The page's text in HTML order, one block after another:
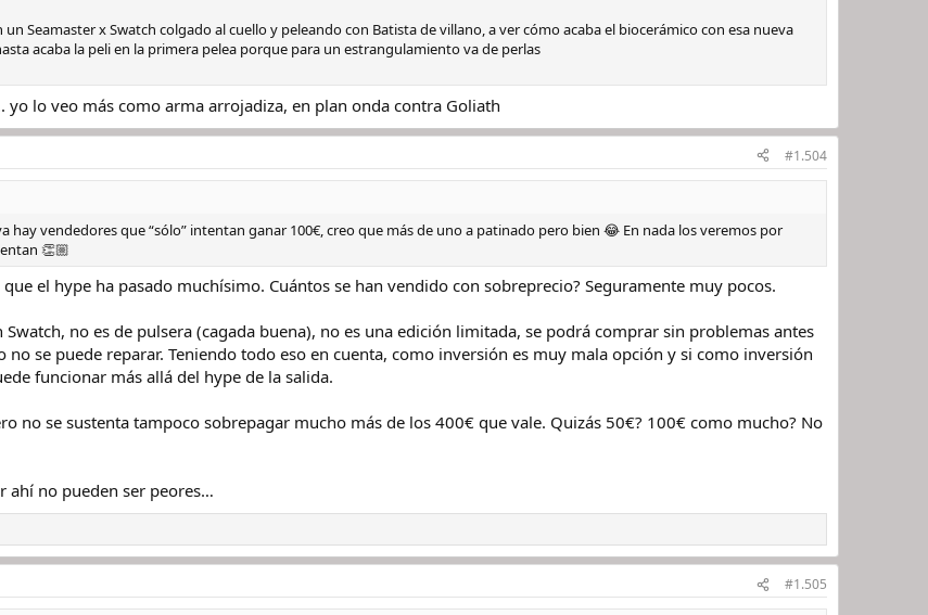
Seamaster x Swatch colgado al cuello y peleando con Batista de villano, a ver cómo acaba el biocerámico con esa nueva
acaba la peli en la primera pelea porque para un estrangulamiento va de perlas
yo lo veo más como arma arrojadiza, en plan onda contra Goliath
#1.504
hay vendedores que “sólo” intentan ganar 100€, creo que más de uno a patinado pero bien 😂 En nada los veremos por
👏🏼
que el hype ha pasado muchísimo. Cuántos se han vendido con sobreprecio? Seguramente muy pocos.
no es de pulsera (cagada buena), no es una edición limitada, se podrá comprar sin problemas antes
no se puede reparar. Teniendo todo eso en cuenta, como inversión es muy mala opción y si como inversión
funcionar más allá del hype de la salida.
no se sustenta tampoco sobrepagar mucho más de los 400€ que vale. Quizás 50€? 100€ como mucho? No
ahí no pueden ser peores…
#1.505